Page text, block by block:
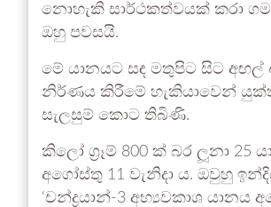
නොහැකි සාර්ථකත්වයක් කරා
ඔහු පවසයි.
මේ යානයට සඳ මතුපිට සිට අඟල්
නිර්ණය කිරීමේ හැකියාවෙන්
සැලසුම් කොට තිබිණි.
කිලෝ ග්‍රෑම් 800 ක් බර ලූනා
අගෝස්තු 11 වැනිදා ය. ඔවුහු
‘චන්ද්‍රයාන්-3 අභ්‍යවකාශ